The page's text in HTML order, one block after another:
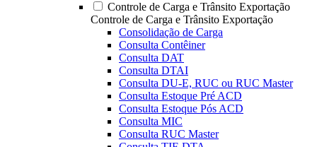
Controle de Carga e Trânsito Exportação
Controle de Carga e Trânsito Exportação
Consolidação de Carga
Consulta Contêiner
Consulta DAT
Consulta DTAI
Consulta DU-E, RUC ou RUC Master
Consulta Estoque Pré ACD
Consulta Estoque Pós ACD
Consulta MIC
Consulta RUC Master